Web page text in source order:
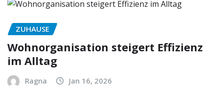
ZUHAUSE
Wohnorganisation steigert Effizienz
im Alltag
Ragna Jan 16, 2026